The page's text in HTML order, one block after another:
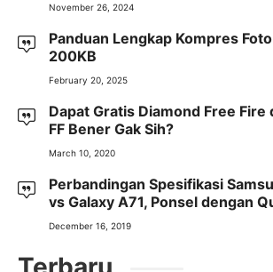
November 26, 2024
Panduan Lengkap Kompres
200KB
February 20, 2025
Dapat Gratis Diamond Free Fire
FF Bener Gak Sih?
March 10, 2020
Perbandingan Spesifikasi
vs Galaxy A71, Ponsel dengan
December 16, 2019